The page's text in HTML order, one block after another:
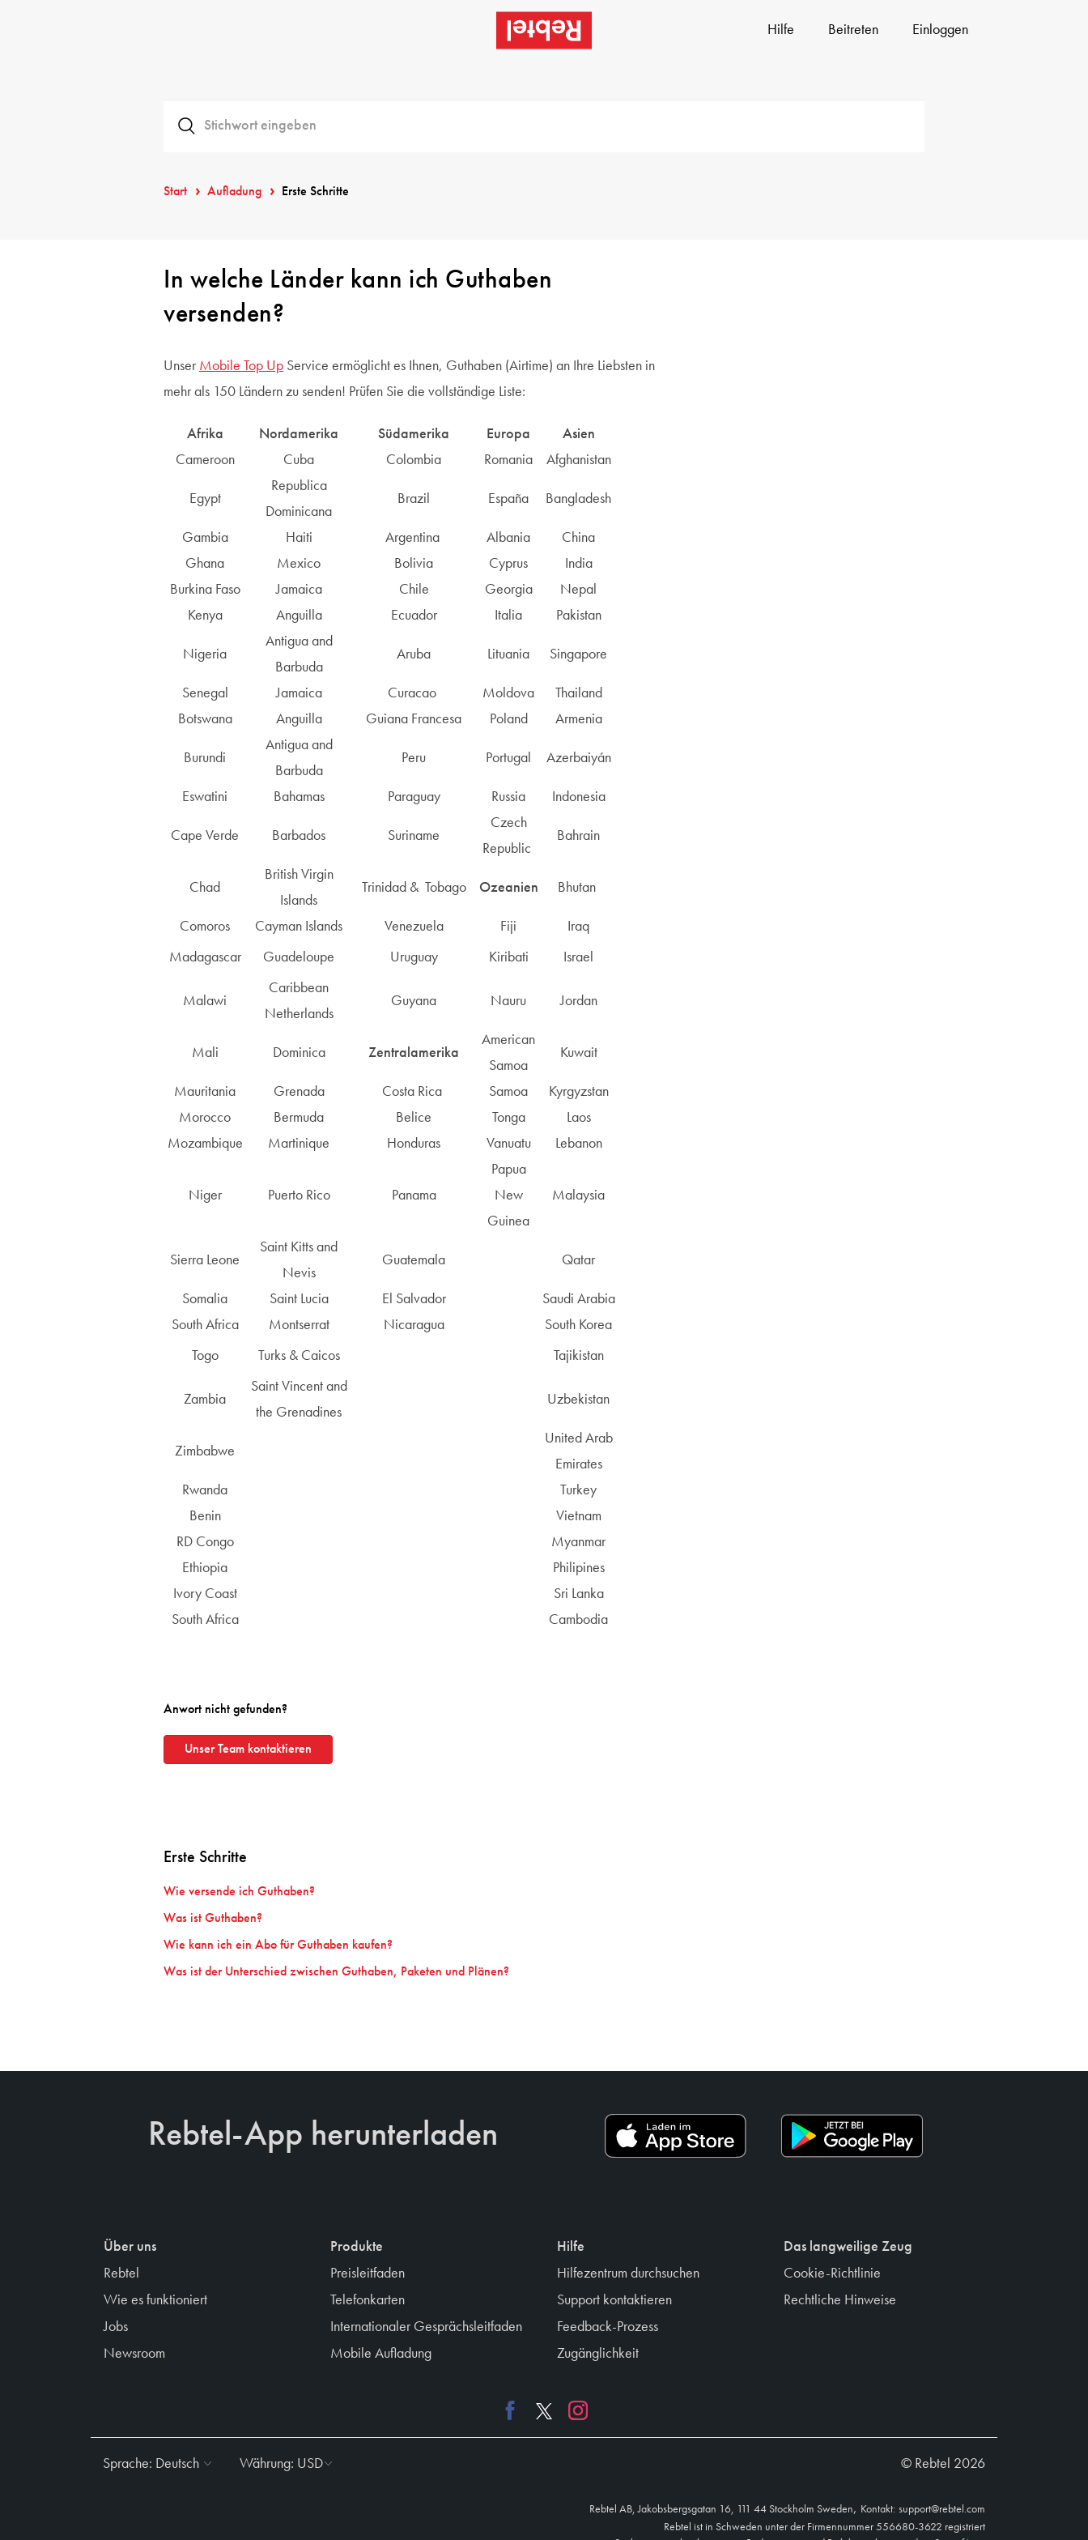
Hilfe Beitreten Einloggen
Start Aufladung Erste Schritte
In welche Länder kann ich Guthaben
versenden?
Unser Mobile Top Up Service ermöglicht es Ihnen, Guthaben (Airtime) an Ihre Liebsten in
mehr als 150 Ländern zu senden! Prüfen Sie die vollständige Liste:
Afrika Nordamerika Südamerika Europa
Asien
Cameroon
Cuba Colombia Romania Afghanistan
Egypt
Republica
Dominicana
Brazil España Bangladesh
Gambia Haiti Argentina Albania
China
Ghana
Mexico Bolivia Cyprus
India
Burkina Faso
Jamaica Chile Georgia
Nepal
Kenya
Anguilla Ecuador Italia Pakistan
Nigeria
Antigua and
Barbuda
Aruba Lituania Singapore
Senegal Jamaica Curacao Moldova
Thailand
Botswana
Anguilla Guiana Francesa Poland Armenia
Burundi
Antigua and
Barbuda
Peru Portugal Azerbaiyán
Eswatini Bahamas Paraguay Russia Indonesia
Cape Verde Barbados Suriname
Czech
Republic
Bahrain
Chad
British Virgin
Islands
Trinidad & Tobago Ozeanien Bhutan
Comoros Cayman Islands Venezuela Fiji Iraq
Madagascar Guadeloupe Uruguay Kiribati Israel
Malawi
Caribbean
Netherlands
Guyana Nauru Jordan
Mali Dominica Zentralamerika
American
Samoa
Kuwait
Mauritania Grenada Costa Rica Samoa
Kyrgyzstan
Morocco
Bermuda Belice Tonga
Laos
Mozambique
Martinique Honduras Vanuatu Lebanon
Niger Puerto Rico Panama
Papua
New
Guinea
Malaysia
Sierra Leone
Saint Kitts and
Nevis
Guatemala Qatar
Somalia Saint Lucia El Salvador
Saudi Arabia
South Africa
Montserrat Nicaragua South Korea
Togo Turks & Caicos Tajikistan
Zambia
Saint Vincent and
the Grenadines
Uzbekistan
Zimbabwe
United Arab
Emirates
Rwanda
Turkey
Benin
Vietnam
RD Congo
Myanmar
Ethiopia
Philipines
Ivory Coast
Sri Lanka
South Africa
Cambodia
Anwort nicht gefunden?
Unser Team kontaktieren
Erste Schritte
Wie versende ich Guthaben?
Was ist Guthaben?
Wie kann ich ein Abo für Guthaben kaufen?
Was ist der Unterschied zwischen Guthaben, Paketen und Plänen?
Rebtel-App herunterladen
Über uns
Rebtel
Wie es funktioniert
Jobs
Newsroom
Produkte
Preisleitfaden
Telefonkarten
Internationaler Gesprächsleitfaden
Mobile Aufladung
Hilfe
Hilfezentrum durchsuchen
Support kontaktieren
Feedback-Prozess
Zugänglichkeit
Das langweilige Zeug
Cookie-Richtlinie
Rechtliche Hinweise
Sprache: Deutsch Währung: USD © Rebtel 2026
Rebtel AB, Jakobsbergsgatan 16, 111 44 Stockholm Sweden, Kontakt: support@rebtel.com
Rebtel ist in Schweden unter der Firmennummer 556680-3622 registriert